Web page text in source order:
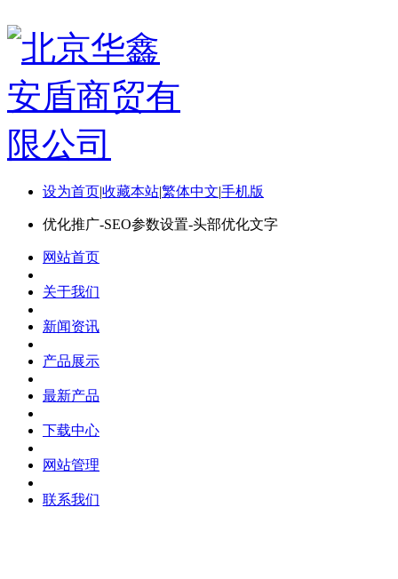
设为首页|收藏本站|繁体中文|手机版
优化推广-SEO参数设置-头部优化文字
网站首页
关于我们
新闻资讯
产品展示
最新产品
下载中心
网站管理
联系我们